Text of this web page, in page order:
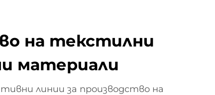
на текстилни
материали
линии за производство на